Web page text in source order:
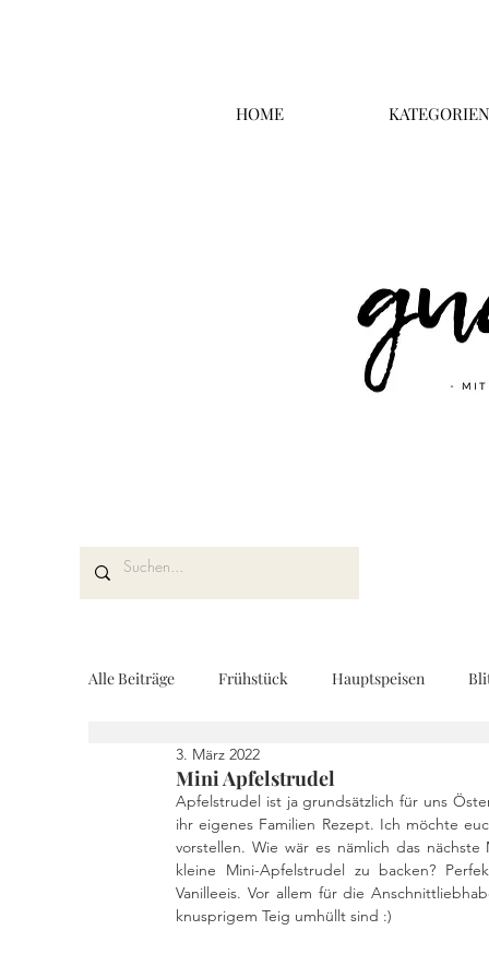
HOME KATEGORIEN
Alle Beiträge Frühstück Hauptspeisen
Kuchen und Desserts
Drinks Fingerfood Geschenke aus der
Mini Apfelstrudel
3. März 2022
Apfelstrudel ist ja grundsätzlich für uns
ihr eigenes Familien Rezept. Ich möchte
vorstellen. Wie wär es nämlich das
kleine Mini-Apfelstrudel zu backen?
Vanilleeis. Vor allem für die
knusprigem Teig umhüllt sind :)